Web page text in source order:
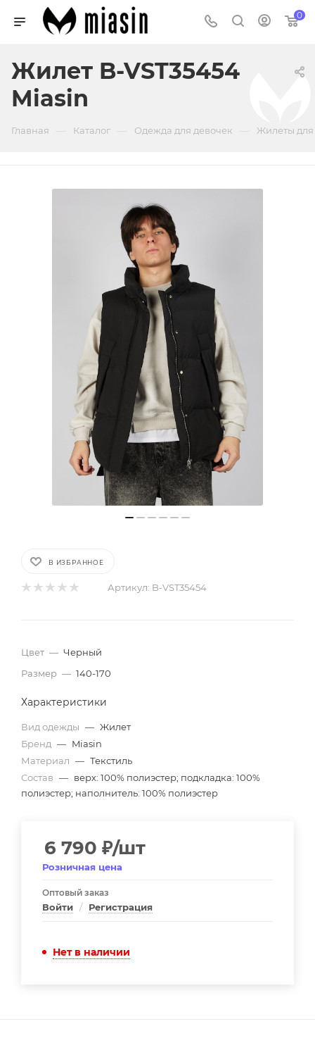
0
Жилет B-VST35454
Miasin
Главная Каталог Одежда для девочек Жилеты для
В ИЗБРАННОЕ
Артикул: B-VST35454
Цвет — Черный
Размер — 140-170
Характеристики
Вид одежды — Жилет
Бренд — Miasin
Материал — Текстиль
Состав — верх: 100% полиэстер; подкладка: 100%
полиэстер; наполнитель: 100% полиэстер
6 790 ₽/шт
Розничная цена
Оптовый заказ
Войти / Регистрация
Нет в наличии